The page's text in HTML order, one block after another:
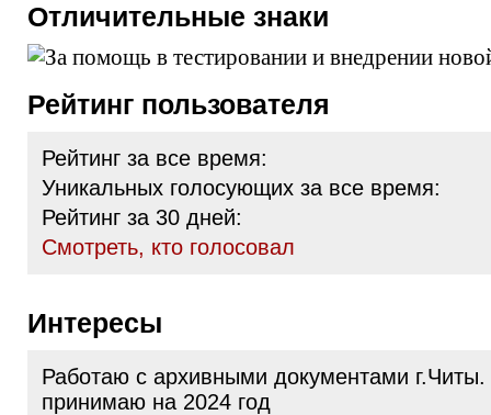
Отличительные знаки
Рейтинг пользователя
Рейтинг за все время:
Уникальных голосующих за все время:
Рейтинг за 30 дней:
Cмотреть, кто голосовал
Интересы
Работаю с архивными документами г.Читы.
принимаю на 2024 год